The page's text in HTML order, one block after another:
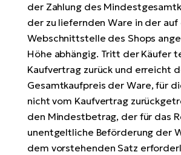
der Zahlung des
der zu liefernden Ware in der auf
Webschnittstelle des Shops
Höhe abhängig. Tritt der Käufer
Kaufvertrag zurück und erreicht
Gesamtkaufpreis der Ware, für
nicht vom Kaufvertrag
den Mindestbetrag, der für das
unentgeltliche Beförderung der
dem vorstehenden Satz